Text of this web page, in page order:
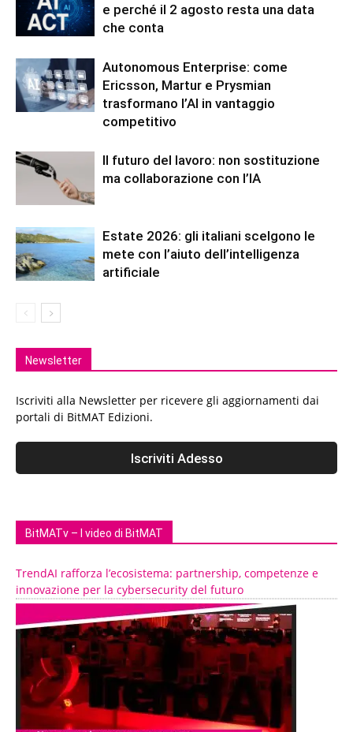
e perché il 2 agosto resta una data
che conta
Autonomous Enterprise: come
Ericsson, Martur e Prysmian
trasformano l’AI in vantaggio
competitivo
Il futuro del lavoro: non sostituzione
ma collaborazione con l’IA
Estate 2026: gli italiani scelgono le
mete con l’aiuto dell’intelligenza
artificiale
Newsletter
Iscriviti alla Newsletter per ricevere gli aggiornamenti dai
portali di BitMAT Edizioni.
BitMATv – I video di BitMAT
TrendAI rafforza l’ecosistema: partnership, competenze e
innovazione per la cybersecurity del futuro